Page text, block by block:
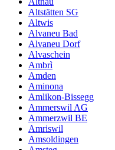
Altstätten SG
Altwis
Alvaneu Bad
Alvaneu Dorf
Alvaschein
Ambrì
Amden
Aminona
Amlikon-Bissegg
Ammerswil AG
Ammerzwil BE
Amriswil
Amsoldingen